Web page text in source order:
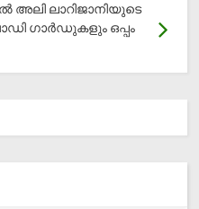
അലി ലാറിജാനിയുടെ
ഗാര്‍ഡുകളും ഒപ്പം